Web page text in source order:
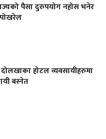
पैसा दुरुपयोग नहोस भनेर
होटल व्यवसायीहरुमा
बस्नेत